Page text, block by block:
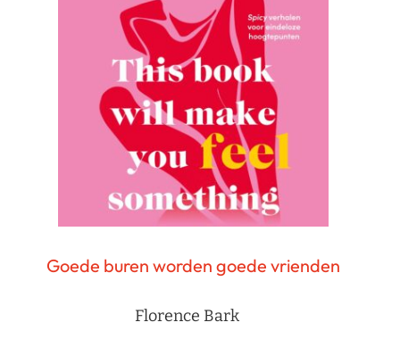
Goede buren worden goede vrienden
Florence Bark